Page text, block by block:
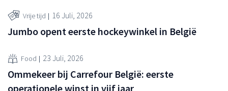
Vrije tijd 16 Juli, 2026
Jumbo opent eerste hockeywinkel in België
Food 23 Juli, 2026
Ommekeer bij Carrefour België: eerste
operationele winst in vijf jaar